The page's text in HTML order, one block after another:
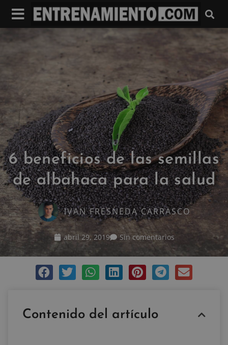
6 beneficios de las semillas
de albahaca para la salud
IVAN FRESNEDA CARRASCO
abril 29, 2019 Sin comentarios
Contenido del artículo